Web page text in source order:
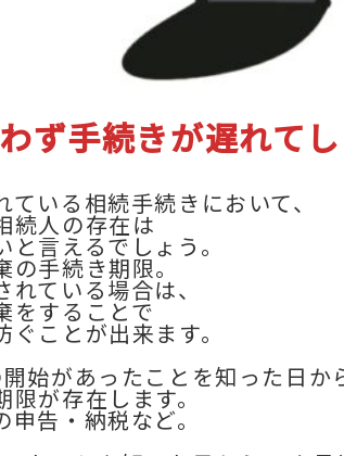
ず手続きが遅れて
いる相続手続きにおいて、
続人の存在は
言えるでしょう。
手続き期限。
ている場合は、
をすることで
ことが出来ます。
始があったことを知った日か
が存在します。
告・納税など。